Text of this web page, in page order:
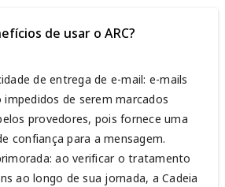
de usar o ARC?
de entrega de e-mail: e-mails
de serem marcados
provedores, pois fornece uma
confiança para a mensagem.
ao verificar o tratamento
ao longo de sua jornada, a Cadeia